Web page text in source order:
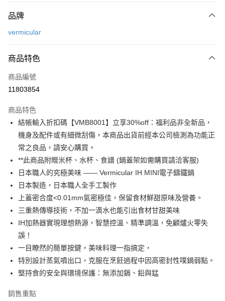
信用卡一次付款
3 期 0 利率 每期
合作金庫商業銀行
上海商業儲蓄銀行
臺灣中小企業銀行
匯豐（台灣）商業銀行
華泰商業銀行
聯邦商業銀行
遠東國際商業銀行
元大商業銀行
玉山商業銀行
星展（台灣）商業銀行
台灣樂天信用卡公司
合作金庫商業銀行
上海商業儲蓄銀行
國泰世華商業銀行
兆豐國際商業銀行
匯豐（台灣）商業銀行
華泰商業銀行
聯邦商業銀行
元大商業銀行
永豐商業銀行
玉山商業銀行
星展（台灣）商業銀行
台新國際商業銀行
即享券
LINE Pay
Apple Pay
街口支付
Google Pay
ATM付款
運送方式
宅配
每筆NT$100，滿NT$999(含以上)免運費
品牌
vermicular
商品特色
商品編號
11803854
商品特色
結帳輸入折扣碼【VMB8001】立享30%off：福利品非全新品，
機身及配件或有細微刮傷，本商品出貨前經本公司檢測為功能正
常之良品，請安心購買。
**此商品附贈米杯、水杯、食譜 (鍋蓋架如需購買請洽客服)
日本職人的究極美味 —— Vermicular IH MINI電子鑄鐵鍋
日本製造，日本職人全手工製作
上蓋密合度<0.01mm氣密極佳，保留食材鮮甜原味及營養。
三重熱傳導技術，不加一滴水也能引出食材甘甜美味
IH加熱器實現理想熱源，智慧控溫、精準調溫，免顧爐火零失
誤！
一目瞭然的簡單按鍵，美味料理一指搞定，
特別設計蒸氣噴出口，克服在烹飪過程中因高密封性噗鍋弱點。
堅持食的安全與環境保護：無添加鎘、鉛與錳
銷售重點